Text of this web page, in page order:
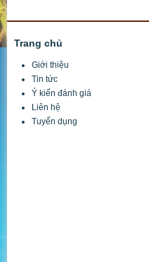
Trang chủ
Giới thiệu
Tin tức
Ý kiến đánh giá
Liên hệ
Tuyển dụng